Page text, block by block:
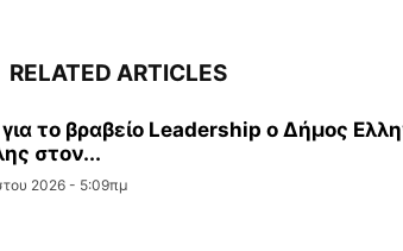
RELATED ARTICLES
το βραβείο Leadership ο Δήμος
στον...
2026 - 5:09πμ